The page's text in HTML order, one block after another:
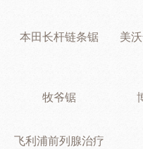
本田长杆链条锯 美
牧爷锯
飞利浦前列腺治疗